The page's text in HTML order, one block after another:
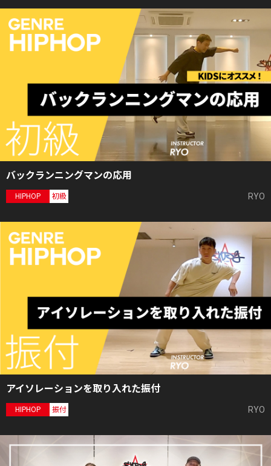
バックランニングマンの応用
HIPHOP 初級 RYO
アイソレーションを取り入れた振付
HIPHOP 振付 RYO